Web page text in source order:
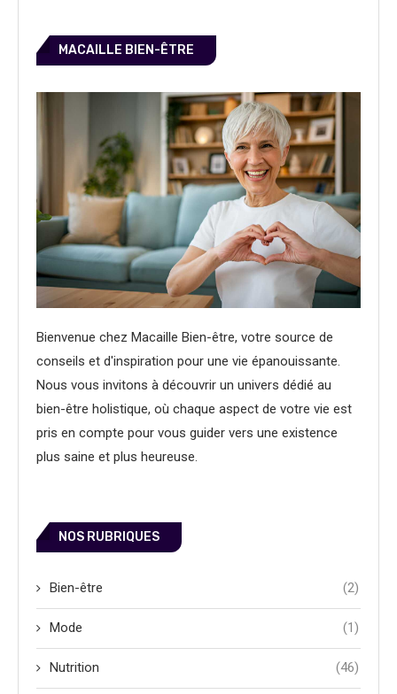
MACAILLE BIEN-ÊTRE
Bienvenue chez Macaille Bien-être, votre source de
conseils et d'inspiration pour une vie épanouissante.
Nous vous invitons à découvrir un univers dédié au
bien-être holistique, où chaque aspect de votre vie est
pris en compte pour vous guider vers une existence
plus saine et plus heureuse.
NOS RUBRIQUES
Bien-être (2)
Mode (1)
Nutrition (46)